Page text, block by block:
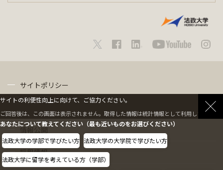
サイトポリシー
情報公開
採用情報
サイトの利便性向上に向けて、ご協力ください。
ご回答後は、この画面は表示されません。取得した情報は統計情報として利用します。
あなたについて教えてください（最も近いものをお選びください）
法政大学の学部で学びたい方 法政大学の大学院で学びたい方
法政大学に留学を考えている方（学部）